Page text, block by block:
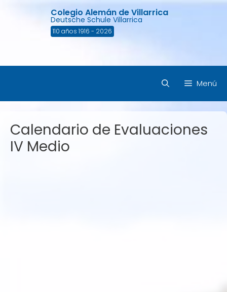
Colegio Alemán de Villarrica
Deutsche Schule Villarrica
110 años 1916 - 2026
Menú
Calendario de Evaluaciones
IV Medio